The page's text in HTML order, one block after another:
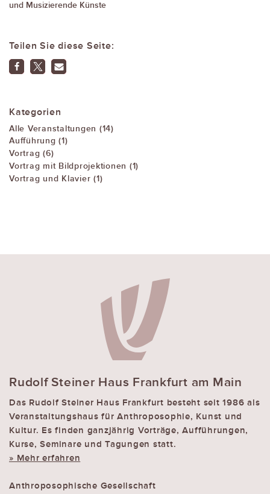
und Musizierende Künste
Teilen Sie diese Seite:
Kategorien
Alle Veranstaltungen (14)
Aufführung (1)
Vortrag (6)
Vortrag mit Bildprojektionen (1)
Vortrag und Klavier (1)
Rudolf Steiner Haus Frankfurt am Main
Das Rudolf Steiner Haus Frankfurt besteht seit 1986 als
Veranstaltungshaus für Anthroposophie, Kunst und
Kultur. Es finden ganzjährig Vorträge, Aufführungen,
Kurse, Seminare und Tagungen statt.
» Mehr erfahren
Anthroposophische Gesellschaft